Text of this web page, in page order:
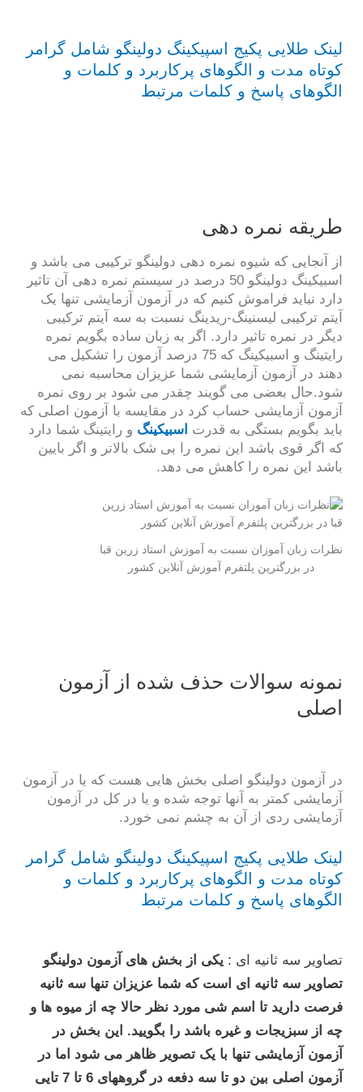
لینک طلایی پکیج اسپیکینگ دولینگو شامل گرامر
کوتاه مدت و الگوهای پرکاربرد و کلمات و
الگوهای پاسخ و کلمات مرتبط
طریقه نمره دهی
از آنجایی که شیوه نمره دهی دولینگو ترکیبی می باشد و
اسبیکینگ دولینگو 50 درصد در سیستم نمره دهی آن تاثیر
دارد نباید فراموش کنیم که در آزمون آزمایشی تنها یک
آیتم ترکیبی لیسنینگ-ریدینگ نسبت به سه آیتم ترکیبی
دیگر در نمره تاثیر دارد. اگر به زبان ساده بگویم نمره
رایتینگ و اسبیکینگ که 75 درصد آزمون را تشکیل می
دهند در آزمون آزمایشی شما عزیزان محاسبه نمی
شود.حال بعضی می گویند چقدر می شود بر روی نمره
آزمون آزمایشی حساب کرد در مقایسه با آزمون اصلی که
باید بگویم بستگی به قدرت اسبیکینگ و رایتینگ شما دارد
که اگر قوی باشد این نمره را بی شک بالاتر و اگر بایین
باشد این نمره را کاهش می دهد.
نظرات زبان آموزان نسبت به آموزش استاد زرین قبا
در بزرگترین پلتفرم آموزش آنلاین کشور
نمونه سوالات حذف شده از آزمون
اصلی
در آزمون دولینگو اصلی بخش هایی هست که یا در آزمون
آزمایشی کمتر به آنها توجه شده و یا در کل در آزمون
آزمایشی ردی از آن به چشم نمی خورد.
لینک طلایی پکیج اسپیکینگ دولینگو شامل گرامر
کوتاه مدت و الگوهای پرکاربرد و کلمات و
الگوهای پاسخ و کلمات مرتبط
تصاویر سه ثانیه ای : یکی از بخش های آزمون دولینگو
تصاویر سه ثانیه ای است که شما عزیزان تنها سه ثانیه
فرصت دارید تا اسم شی مورد نظر حالا چه از میوه ها و
چه از سبزیجات و غیره باشد را بگویید. این بخش در
آزمون آزمایشی تنها با یک تصویر ظاهر می شود اما در
آزمون اصلی بین دو تا سه دفعه در گروههای 6 تا 7 تایی